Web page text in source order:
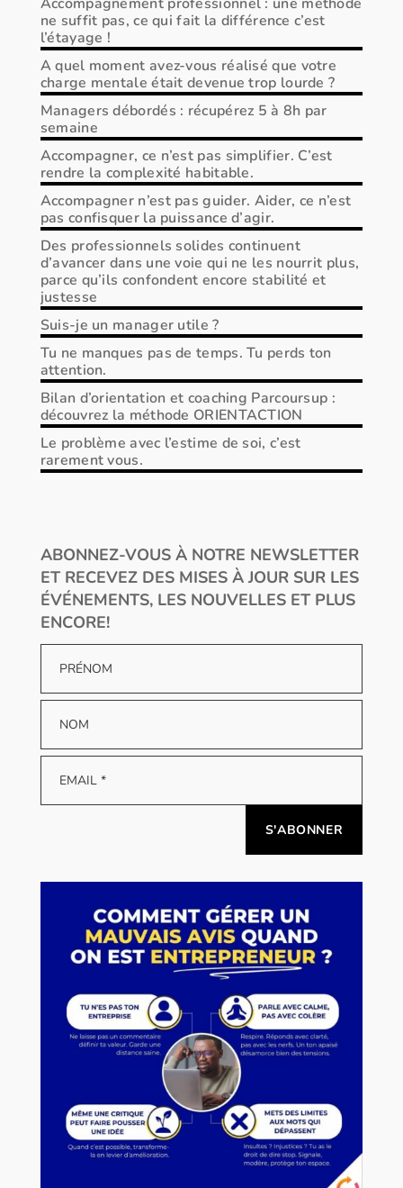
ne suffit pas, ce qui fait la différence c’est
l’étayage !
A quel moment avez-vous réalisé que votre
charge mentale était devenue trop lourde ?
Managers débordés : récupérez 5 à 8h par
semaine
Accompagner, ce n’est pas simplifier. C’est
rendre la complexité habitable.
Accompagner n’est pas guider. Aider, ce n’est
pas confisquer la puissance d’agir.
Des professionnels solides continuent
d’avancer dans une voie qui ne les nourrit plus,
parce qu’ils confondent encore stabilité et
justesse
Suis-je un manager utile ?
Tu ne manques pas de temps. Tu perds ton
attention.
Bilan d’orientation et coaching Parcoursup :
découvrez la méthode ORIENTACTION
Le problème avec l’estime de soi, c’est
rarement vous.
ABONNEZ-VOUS À NOTRE NEWSLETTER
ET RECEVEZ DES MISES À JOUR SUR LES
ÉVÉNEMENTS, LES NOUVELLES ET PLUS
ENCORE!
Alternative: